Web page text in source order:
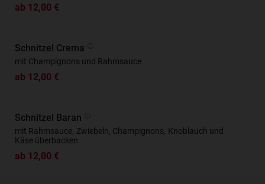
ab 12,00 €
Schnitzel Crema
mit Champignons und Rahmsauce
ab 12,00 €
Schnitzel Baran
mit Rahmsauce, Zwiebeln, Champignons, Knoblauch und
Käse überbacken
ab 12,00 €